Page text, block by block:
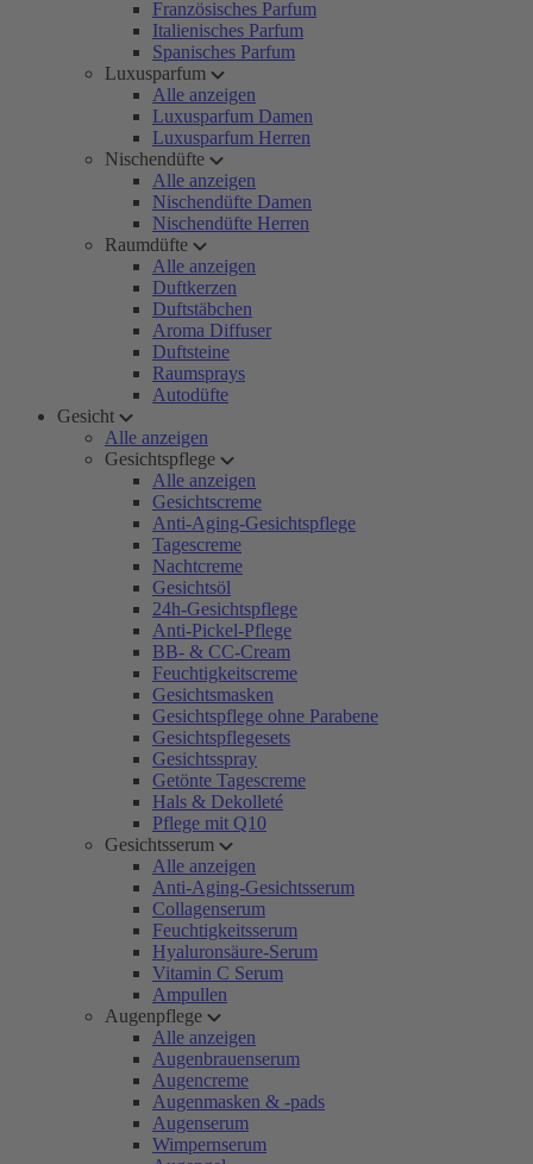
Französisches Parfum
Italienisches Parfum
Spanisches Parfum
Luxusparfum
Alle anzeigen
Luxusparfum Damen
Luxusparfum Herren
Nischendüfte
Alle anzeigen
Nischendüfte Damen
Nischendüfte Herren
Raumdüfte
Alle anzeigen
Duftkerzen
Duftstäbchen
Aroma Diffuser
Duftsteine
Raumsprays
Autodüfte
Gesicht
Alle anzeigen
Gesichtspflege
Alle anzeigen
Gesichtscreme
Anti-Aging-Gesichtspflege
Tagescreme
Nachtcreme
Gesichtsöl
24h-Gesichtspflege
Anti-Pickel-Pflege
BB- & CC-Cream
Feuchtigkeitscreme
Gesichtsmasken
Gesichtspflege ohne Parabene
Gesichtspflegesets
Gesichtsspray
Getönte Tagescreme
Hals & Dekolleté
Pflege mit Q10
Gesichtsserum
Alle anzeigen
Anti-Aging-Gesichtsserum
Collagenserum
Feuchtigkeitsserum
Hyaluronsäure-Serum
Vitamin C Serum
Ampullen
Augenpflege
Alle anzeigen
Augenbrauenserum
Augencreme
Augenmasken & -pads
Augenserum
Wimpernserum